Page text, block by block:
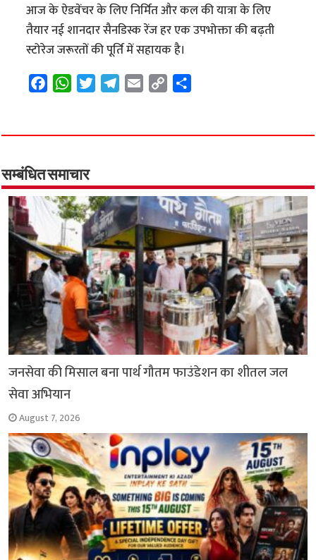
आज के ऐडवेंचर के लिए निर्मित और कल की यात्रा के लिए
तैयार नई शानदार सैनडिस्क रेंज हर एक उपभोक्ता की बढ़ती
स्टोरेज जरूरतों की पूर्ति में सहायक है।
e
o
o
k
W
t
A
p
p
t
r
e
a
m
i
y
n
k
r
सम्बंधित समाचार
जनसेवा की मिसाल बना पार्थ गौतम फाउंडेशन का शीतल जल
सेवा अभियान
August 7, 2026